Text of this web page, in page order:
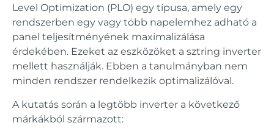
Level Optimization (PLO) egy típusa, amely egy
rendszerben egy vagy több napelemhez adható a
panel teljesítményének maximalizálása
érdekében. Ezeket az eszközöket a sztring inverter
mellett használják. Ebben a tanulmányban nem
minden rendszer rendelkezik optimalizálóval.
A kutatás során a legtöbb inverter a következő
márkákból származott: